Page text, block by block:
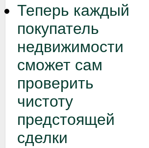
Теперь каждый
покупатель
недвижимости
сможет сам
проверить
чистоту
предстоящей
сделки